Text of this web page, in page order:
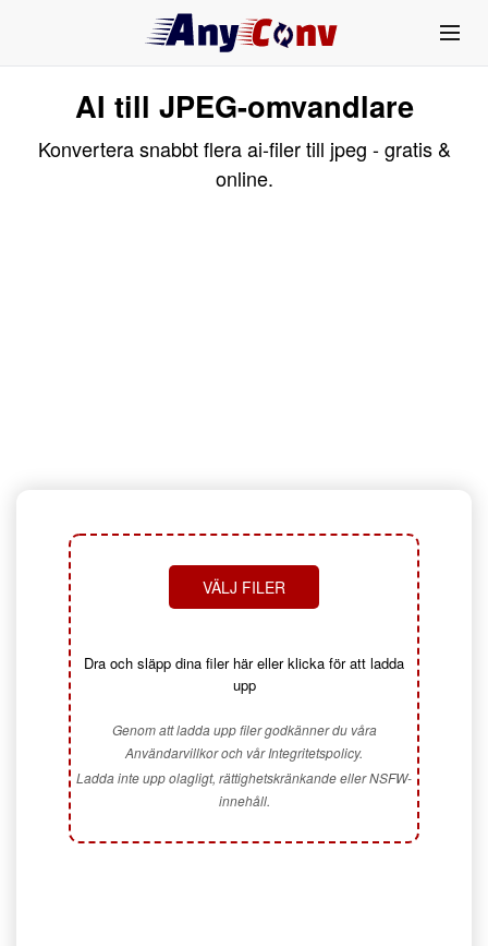
AI till JPEG-omvandlare
Konvertera snabbt flera ai-filer till jpeg - gratis &
online.
VÄLJ FILER
Dra och släpp dina filer här eller klicka för att ladda
upp
Genom att ladda upp filer godkänner du våra
Användarvillkor och vår Integritetspolicy.
Ladda inte upp olagligt, rättighetskränkande eller NSFW-
innehåll.